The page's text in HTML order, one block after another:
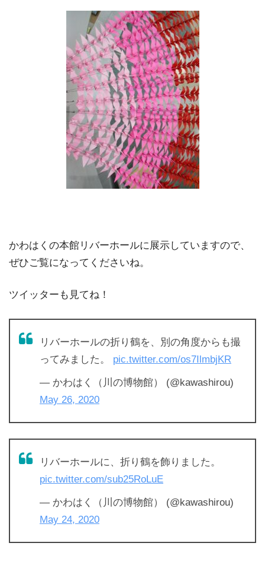
かわはくの本館リバーホールに展示していますので、
ぜひご覧になってくださいね。
ツイッターも見てね！
リバーホールの折り鶴を、別の角度からも撮
ってみました。 pic.twitter.com/os7IlmbjKR
— かわはく（川の博物館） (@kawashirou)
May 26, 2020
リバーホールに、折り鶴を飾りました。
pic.twitter.com/sub25RoLuE
— かわはく（川の博物館） (@kawashirou)
May 24, 2020